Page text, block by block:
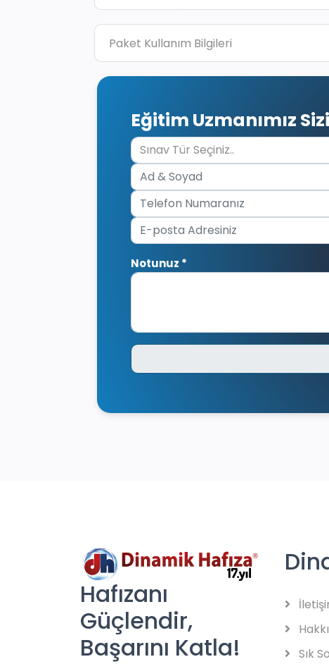
Paket Kullanım Bilgileri
Eğitim Uzmanımız
Notunuz *
Hafızanı
Güçlendir,
Başarını Katla!
Sık